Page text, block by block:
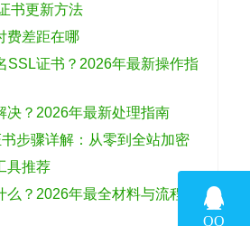
书更新方法
费差距在哪
SSL证书？2026年最新操作指
决？2026年最新处理指南
步骤详解：从零到全站加密
具推荐
？2026年最全材料与流程指